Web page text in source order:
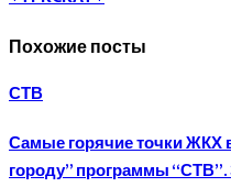
Похожие посты
СТВ
Самые горячие точки ЖКХ
городу” программы “СТВ”.